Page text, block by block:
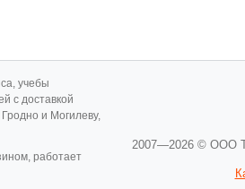
учебы
с доставкой
и Могилеву,
работает
2007—2026 © ООО